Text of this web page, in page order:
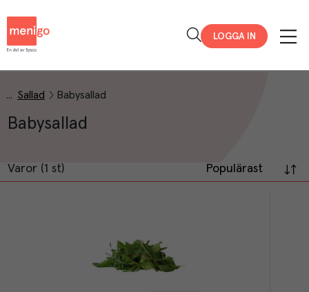
LOGGA IN
Sallad Babysallad
Babysallad
Varor (1 st) Populärast